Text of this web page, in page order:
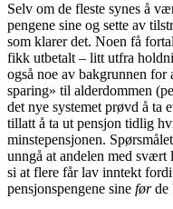
Selv om de fleste synes å
pengene sine og sette av
som klarer det. Noen få
fikk utbetalt – litt utfra
også noe av bakgrunnen for
sparing» til alderdommen
det nye systemet prøvd å ta
tillatt å ta ut pensjon tidlig
minstepensjonen.
unngå at andelen med
si at flere får lav inntekt
pensjonspengene sine førde